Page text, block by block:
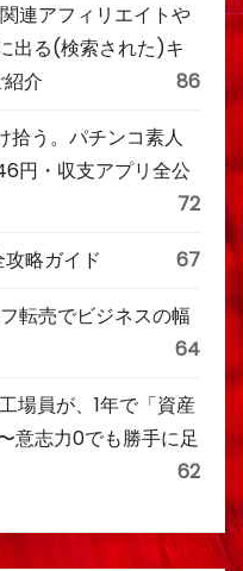
連アフィリエイトや
出る(検索された)キ
介
86
拾う。パチンコ素人
円・収支アプリ全公
72
攻略ガイド 67
転売でビジネスの幅
64
場員が、1年で「資産
意志力0でも勝手に足
62